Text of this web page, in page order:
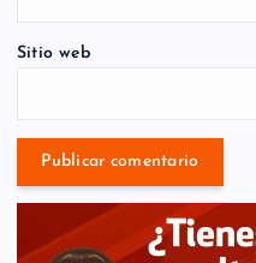
Sitio web